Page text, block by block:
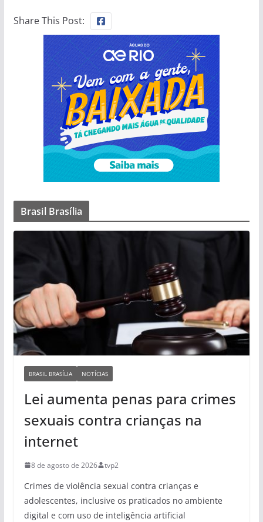
Share This Post:
Brasil Brasília
BRASIL BRASÍLIA NOTÍCIAS
Lei aumenta penas para crimes
sexuais contra crianças na
internet
8 de agosto de 2026 tvp2
Crimes de violência sexual contra crianças e
adolescentes, inclusive os praticados no ambiente
digital e com uso de inteligência artificial